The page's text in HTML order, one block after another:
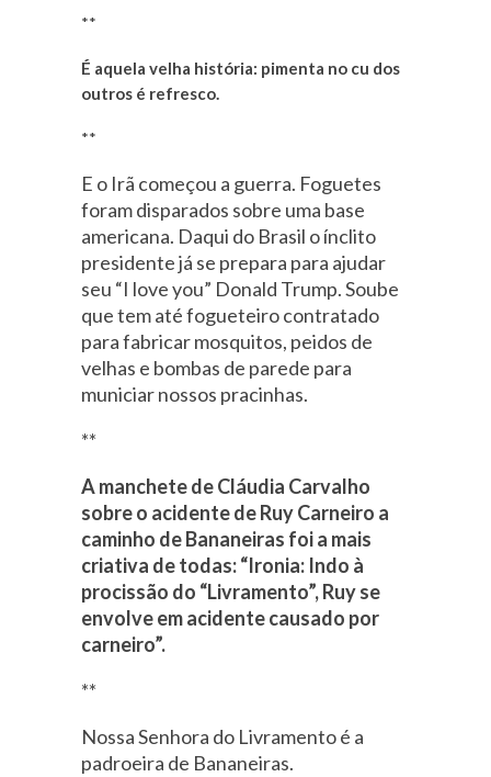
**
É aquela velha história: pimenta no cu dos
outros é refresco.
**
E o Irã começou a guerra. Foguetes
foram disparados sobre uma base
americana. Daqui do Brasil o ínclito
presidente já se prepara para ajudar
seu “I love you” Donald Trump. Soube
que tem até fogueteiro contratado
para fabricar mosquitos, peidos de
velhas e bombas de parede para
municiar nossos pracinhas.
**
A manchete de Cláudia Carvalho
sobre o acidente de Ruy Carneiro a
caminho de Bananeiras foi a mais
criativa de todas: “Ironia: Indo à
procissão do “Livramento”, Ruy se
envolve em acidente causado por
carneiro”.
**
Nossa Senhora do Livramento é a
padroeira de Bananeiras.